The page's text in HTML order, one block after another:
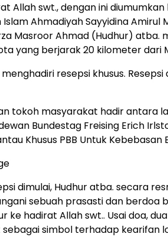
Allah swt., dengan ini
Islam Ahmadiyah Sayyidina Amirul
Masroor Ahmad (Hudhur) atba.
yang berjarak 20 kilometer dari
resepsi khusus.
tokoh masyarakat hadir antara
Bundestag Freising Erich
Khusus PBB Untuk Kebebasan
dimulai, Hudhur atba. secara
sebuah prasasti dan berdoa
ke hadirat Allah swt.. Usai doa,
simbol terhadap kearifan